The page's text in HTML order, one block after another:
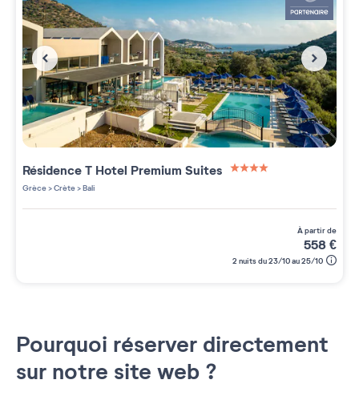
RésidenceT Hotel Premium Suites
Grèce>Crète>Bali
à partir de
558€
2 nuits du 23/10 au 25/10
Pourquoi réserver directement
sur notre site web ?